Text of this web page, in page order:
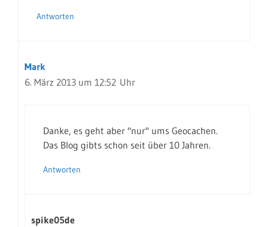
Antworten
Mark
6. März 2013 um 12:52 Uhr
Danke, es geht aber "nur" ums Geocachen.
Das Blog gibts schon seit über 10 Jahren.
Antworten
spike05de